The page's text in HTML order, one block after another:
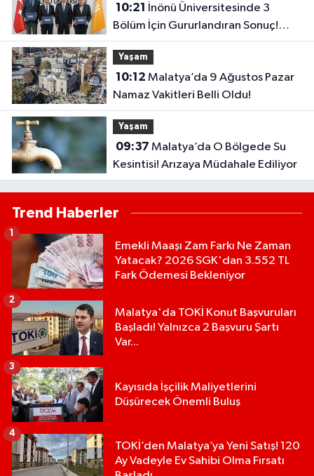
10:21
Bölüm İçin Gururlandıran Sonuç!
2028’e Kadar Geçerli
Yaşam
10:12
Namaz Vakitleri Belli Oldu!
Yaşam
09:37
Kesintisi! Arızaya Müdahale Ediliyor
Trend Haberler
Emekli Maaşı Zam Farkı Ne Zaman
Yatacak? 2026 SGK'dan 3.552 TL
Fark Ödemesi Bekleniyor
1
Malatya'da TOKİ Konut Başvuruları
Başladı! Yalnızca 2 Başvuru Şartı
Var...
2
Kayısıda İşçilik Maliyetlerini
Düşürecek Önemli Buluş
3
TOKİ’den Malatya’ya Yeni Satış! 120
Ay Vadeyle Ev Sahibi Olma Fırsatı
4